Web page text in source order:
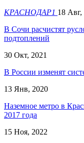
КРАСНОДАР1 18 Авг,
В Сочи расчистят
подтоплений
30 Окт, 2021
В России изменят
13 Янв, 2020
Наземное метро в
2017 года
15 Ноя, 2022